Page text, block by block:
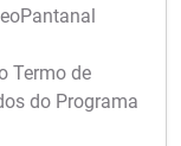
Termo de
do Programa